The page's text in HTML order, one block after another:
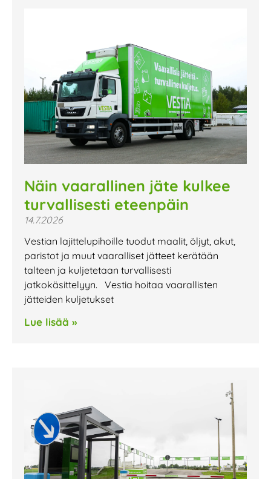
Näin vaarallinen jäte kulkee
turvallisesti eteenpäin
14.7.2026
Vestian lajittelupihoille tuodut maalit, öljyt, akut,
paristot ja muut vaaralliset jätteet kerätään
talteen ja kuljetetaan turvallisesti
jatkokäsittelyyn. Vestia hoitaa vaarallisten
jätteiden kuljetukset
Lue lisää »